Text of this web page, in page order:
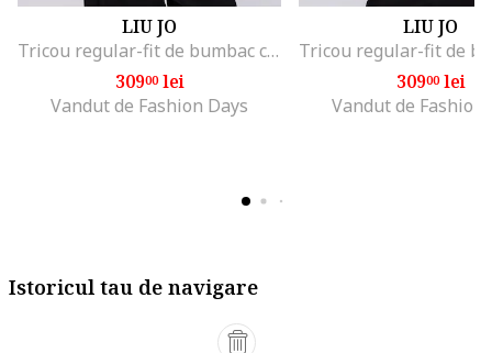
LIU JO
Tricou regular-fit de bumbac cu aplicatie din strasuri, Alb/Negru/Portocaliu mandarina
30900lei
Vandut de Fashion Days
LIU JO
30900lei
Vandut de Fashion
Istoricul tau de navigare